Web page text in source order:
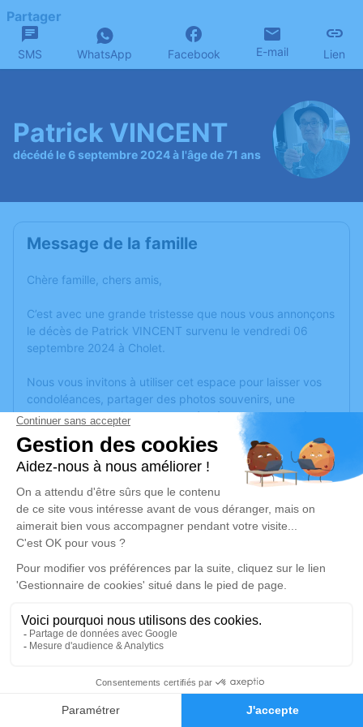
Faire-part Hommages
Partager
SMS WhatsApp Facebook E-mail Lien
Patrick VINCENT
décédé le 6 septembre 2024 à l'âge de 71 ans
Message de la famille
Chère famille, chers amis,
C’est avec une grande tristesse que nous vous annonçons
le décès de Patrick VINCENT survenu le vendredi 06
septembre 2024 à Cholet.
Nous vous invitons à utiliser cet espace pour laisser vos
condoléances, partager des photos souvenirs, une
anecdote ou exprimer vos pensées à travers des poèmes
ou des textes. Cet endroit est un lieu d'expression dédié à
honorer la mémoire de Patrick VINCENT.
Un service de plantation d’arbre hommage estdisponible
samedi 14 septembre 2024 à 10h30
Crématorium de Cholet
07 Rue du Bocage